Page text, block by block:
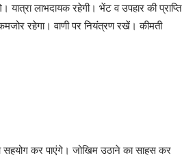
लाभदायक रहेगी। भेंट व उपहार की प्राप्ति
रहेगा। वाणी पर नियंत्रण रखें। कीमती
कर पाएंगे। जोखिम उठाने का साहस कर